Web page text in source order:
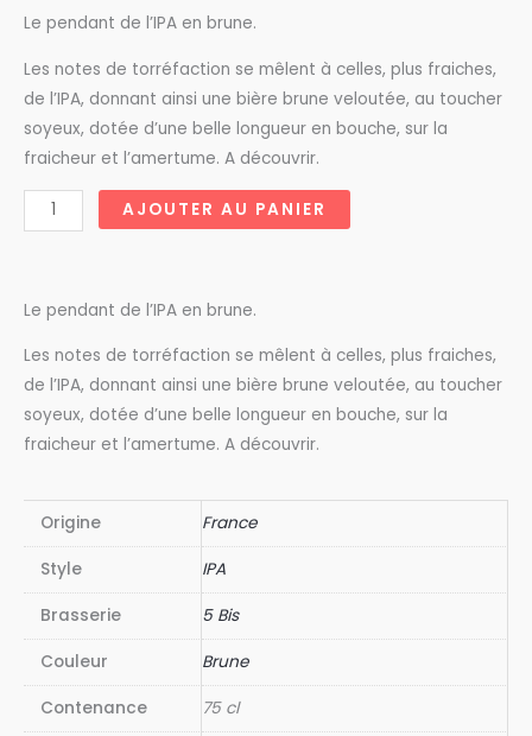
Le pendant de l’IPA en brune.
Les notes de torréfaction se mêlent à celles, plus fraiches,
de l’IPA, donnant ainsi une bière brune veloutée, au toucher
soyeux, dotée d’une belle longueur en bouche, sur la
fraicheur et l’amertume. A découvrir.
quantité
de
Zefyr
Black
IPA
75
cl
AJOUTER AU PANIER
Le pendant de l’IPA en brune.
Les notes de torréfaction se mêlent à celles, plus fraiches,
de l’IPA, donnant ainsi une bière brune veloutée, au toucher
soyeux, dotée d’une belle longueur en bouche, sur la
fraicheur et l’amertume. A découvrir.
Origine France
Style IPA
Brasserie 5 Bis
Couleur Brune
Contenance 75 cl